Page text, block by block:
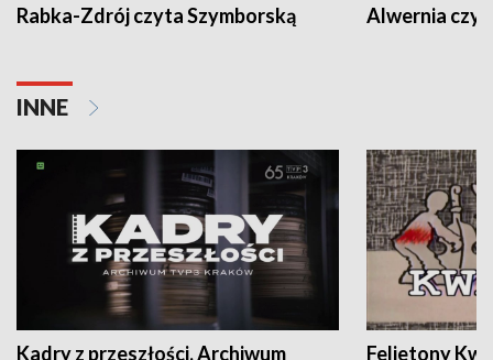
Rabka-Zdrój czyta Szymborską Alwernia
INNE
Kadry z przeszłości. Archiwum
Felietony